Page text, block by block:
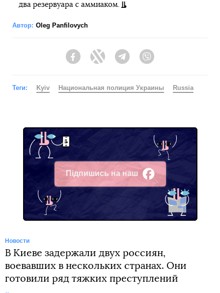
два резервуара с аммиаком.
Автор: Oleg Panfilovych
FacebookTwitter Telegram
Теги: Kyiv Национальная полиция Украины Russia
Підпишись на наш
Facebook
Новости
В Киеве задержали двух россиян,
воевавших в нескольких странах. Они
готовили ряд тяжких преступлений